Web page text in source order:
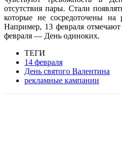
отсутствия пары. Стали
которые не сосредоточены на
Например, 13 февраля
февраля — День одиноких.
ТЕГИ
14 февраля
День святого Валентина
рекламные кампании